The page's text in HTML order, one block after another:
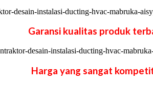
Garansi kualitas produk
Harga yang sangat